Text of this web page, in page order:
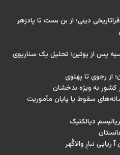
دینی؛ از بن بست تا پادزهر
پس از پوتین؛ تحلیل یک سناریوی
از رجوی تا پهلوی
کشور به ویژه بدخشان
سقوط یا پایان مأموریت
دیالکتیک
ریایی تبارِ والاگُهر